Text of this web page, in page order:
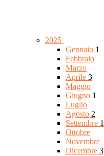
2025
Gennaio 1
Febbraio
Marzo
Aprile 3
Maggio
Giugno 1
Luglio
Agosto 2
Settembre 1
Ottobre
Novembre
Dicembre 3